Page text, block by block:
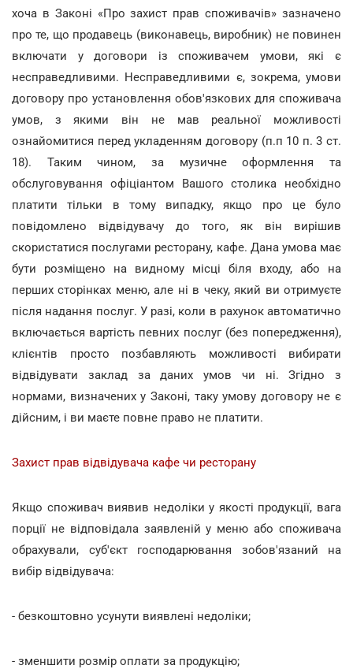
хоча в Законі «Про захист прав споживачів» зазначено
про те, що продавець (виконавець, виробник) не повинен
включати у договори із споживачем умови, які є
несправедливими. Несправедливими є, зокрема, умови
договору про установлення обов'язкових для споживача
умов, з якими він не мав реальної можливості
ознайомитися перед укладенням договору (п.п 10 п. 3 ст.
18). Таким чином, за музичне оформлення та
обслуговування офіціантом Вашого столика необхідно
платити тільки в тому випадку, якщо про це було
повідомлено відвідувачу до того, як він вирішив
скористатися послугами ресторану, кафе. Дана умова має
бути розміщено на видному місці біля входу, або на
перших сторінках меню, але ні в чеку, який ви отримуєте
після надання послуг. У разі, коли в рахунок автоматично
включається вартість певних послуг (без попередження),
клієнтів просто позбавляють можливості вибирати
відвідувати заклад за даних умов чи ні. Згідно з
нормами, визначених у Законі, таку умову договору не є
дійсним, і ви маєте повне право не платити.
Захист прав відвідувача кафе чи ресторану
Якщо споживач виявив недоліки у якості продукції, вага
порції не відповідала заявленій у меню або споживача
обрахували, суб'єкт господарювання зобов'язаний на
вибір відвідувача:
- безкоштовно усунути виявлені недоліки;
- зменшити розмір оплати за продукцію;